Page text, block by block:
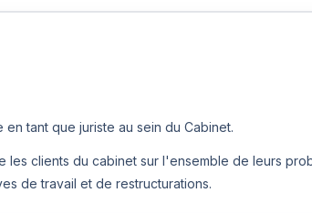
en tant que juriste au sein du Cabinet.
les clients du cabinet sur l'ensemble de leurs
de travail et de restructurations.